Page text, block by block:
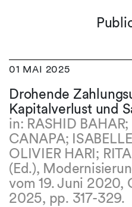
01 MAI 2025
Drohende
Kapitalverlust und
in: RASHID
CANAPA;
OLIVIER HARI;
(Ed.),
vom 19. Juni 2020,
2025, pp. 317-329.